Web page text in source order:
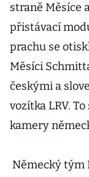
straně Měsíce
přistávací
prachu se
Měsíci
českými a
vozítka LRV.
kamery
Německý tým